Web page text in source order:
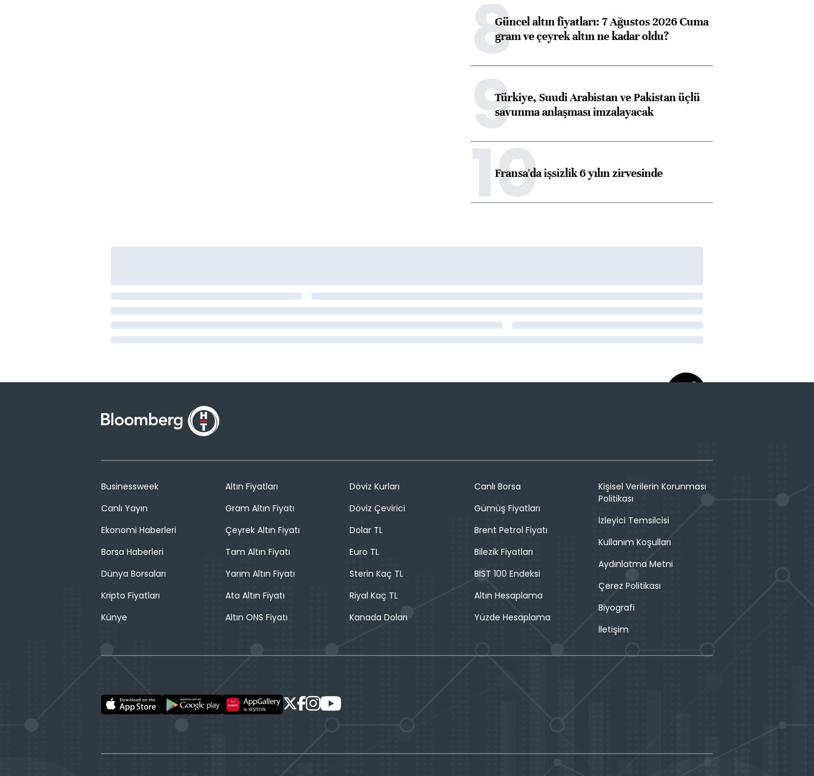
8Güncel altın fiyatları: 7 Ağustos 2026 Cuma
gram ve çeyrek altın ne kadar oldu?
9Türkiye, Suudi Arabistan ve Pakistan üçlü
savunma anlaşması imzalayacak
10
Fransa'da işsizlik 6 yılın zirvesinde
Businessweek
Canlı Yayın
Ekonomi Haberleri
Borsa Haberleri
Dünya Borsaları
Kripto Fiyatları
Künye
Altın Fiyatları
Gram Altın Fiyatı
Çeyrek Altın Fiyatı
Tam Altın Fiyatı
Yarım Altın Fiyatı
Ata Altın Fiyatı
Altın ONS Fiyatı
Döviz Kurları
Döviz Çevirici
Dolar TL
Euro TL
Sterin Kaç TL
Riyal Kaç TL
Kanada Doları
Canlı Borsa
Gümüş Fiyatları
Brent Petrol Fiyatı
Bilezik Fiyatları
BIST 100 Endeksi
Altın Hesaplama
Yüzde Hesaplama
Kişisel Verilerin Korunması
Politikası
İzleyici Temsilcisi
Kullanım Koşulları
Aydınlatma Metni
Çerez Politikası
Biyografi
İletişim